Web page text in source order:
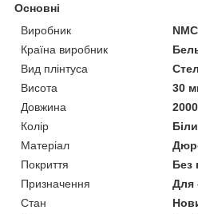
Основні
Виробник
NMC
Країна виробник
Вид плінтуса
Висота
30
Довжина
Колір
Матеріал
Покриття
Без
Призначення
Для
Стан